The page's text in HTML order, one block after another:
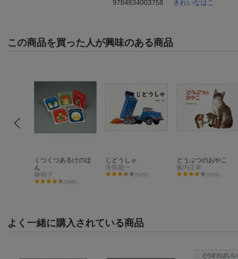
9784834003758
きれいなはこ
この商品を買った人が興味のある商品
くつくつあるけのほ
ん
林明子
(79件)
じどうしゃ
寺島龍一
(34件)
どうぶつのおやこ
薮内正幸
(76件)
よく一緒に購入されている商品